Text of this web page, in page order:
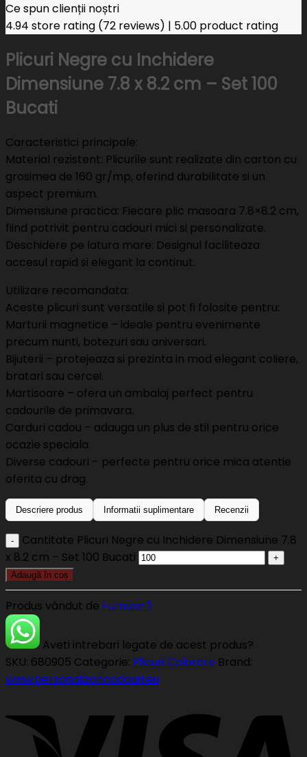
Ce spun clienții noștri
4.94 store rating (72 reviews) | 5.00 product rating
Plicuri Negre cu Inchidere
Dimensiune 7.8 x 8.2 cm – Set 100
Bucati
Caracteristici principale:
Material rezistent: Plicurile sunt realizate din carton cu
grosimea de 160 gr/mp, oferind durabilitate si un
aspect premium.
Dimensiune practica: Fiecare plic masoara 7.8×8.2 cm,
fiind potrivit pentru cadouri mici si personalizate.
Deschidere pe latura mare: Designul faciliteaza
accesul rapid si elegant la continut.
Utilizare recomandata:
Aceste plicuri sunt versatile si pot fi folosite pentru:
Marturii magnetice – ideale pentru evenimente
precum nunti, botezuri sau aniversari.
Bijuterii – protejeaza si prezinta in mod elegant coliere,
bratari sau cercei.
Martisoare – ofera un ambalaj perfect pentru
cadourile de primavara.
Carduri cadou – adauga un plus de stil pentru orice
ocazie speciala.
Diverse cadouri – perfecte pentru orice mica atentie
oferita cu drag.
Descriere produs Informatii suplimentare Recenzii
Cantitate Plicuri Negre cu Inchidere Dimensiune 7.8
x 8.2 cm – Set 100 Bucati
Adaugă în coș
Produs vândut de Furnizor 1
Aveti intrebari legate de acest produs?
SKU: 680905 Categorie: Plicuri Colorate Brand:
www.personalizaricadouri.eu